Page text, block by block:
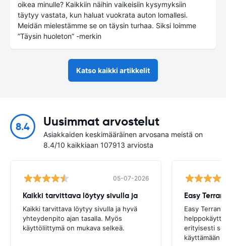
oikea minulle? Kaikkiin näihin vaikeisiin kysymyksiin
täytyy vastata, kun haluat vuokrata auton lomallesi.
Meidän mielestämme se on täysin turhaa. Siksi loimme
”Täysin huoleton” -merkin
Katso kaikki artikkelit
8.4 Uusimmat arvostelut
Asiakkaiden keskimääräinen arvosana meistä on
8.4/10 kaikkiaan 107913 arviosta
05-07-2026
Kaikki tarvittava löytyy sivulla ja
Kaikki tarvittava löytyy sivulla ja hyvä
yhteydenpito ajan tasalla. Myös
käyttöliittymä on mukava selkeä.
Easy Terran
erityisesti
käyttämään